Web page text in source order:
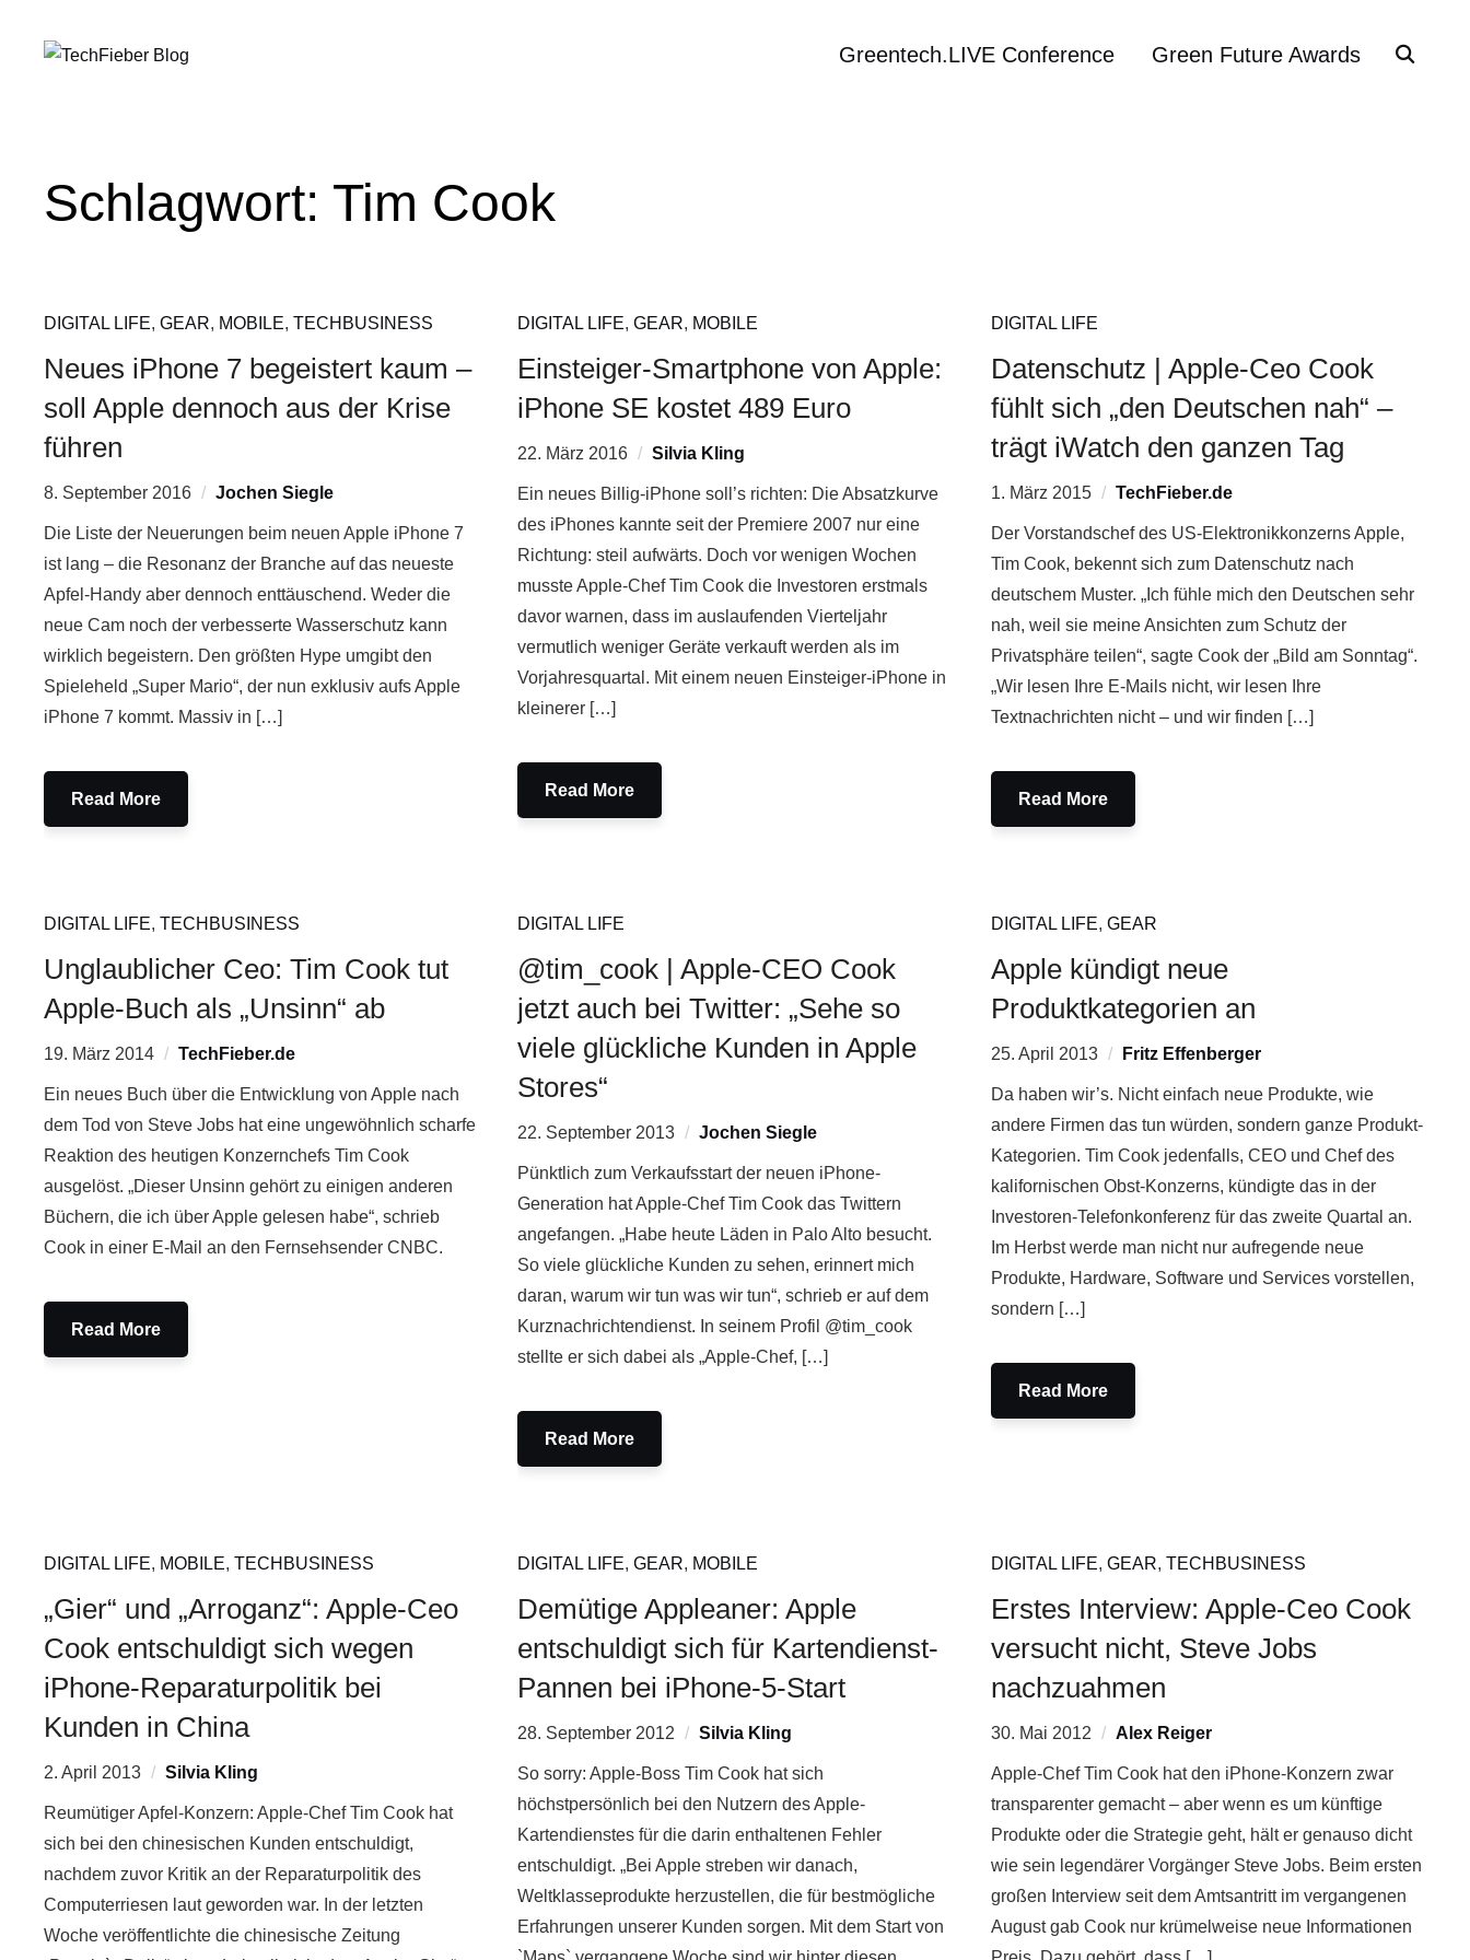
Greentech.LIVE Conference Green Future Awards
Schlagwort: Tim Cook
DIGITAL LIFE,GEAR, MOBILE,TECHBUSINESS
Neues iPhone 7 begeistert kaum –
soll Apple dennoch aus der Krise
führen
8. September 2016 Jochen Siegle
Die Liste der Neuerungen beim neuen Apple iPhone 7
ist lang – die Resonanz der Branche auf das neueste
Apfel-Handy aber dennoch enttäuschend. Weder die
neue Cam noch der verbesserte Wasserschutz kann
wirklich begeistern. Den größten Hype umgibt den
Spieleheld „Super Mario“, der nun exklusiv aufs Apple
iPhone 7 kommt. Massiv in […]
Read More
DIGITAL LIFE, GEAR, MOBILE
Einsteiger-Smartphone von Apple:
iPhone SE kostet 489 Euro
22. März 2016 Silvia Kling
Ein neues Billig-iPhone soll’s richten: Die Absatzkurve
des iPhones kannte seit der Premiere 2007 nur eine
Richtung: steil aufwärts. Doch vor wenigen Wochen
musste Apple-Chef Tim Cook die Investoren erstmals
davor warnen, dass im auslaufenden Vierteljahr
vermutlich weniger Geräte verkauft werden als im
Vorjahresquartal. Mit einem neuen Einsteiger-iPhone in
kleinerer […]
Read More
DIGITAL LIFE
Datenschutz | Apple-Ceo Cook
fühlt sich „den Deutschen nah“ –
trägt iWatch den ganzen Tag
1. März 2015 TechFieber.de
Der Vorstandschef des US-Elektronikkonzerns Apple,
Tim Cook, bekennt sich zum Datenschutz nach
deutschem Muster. „Ich fühle mich den Deutschen sehr
nah, weil sie meine Ansichten zum Schutz der
Privatsphäre teilen“, sagte Cook der „Bild am Sonntag“.
„Wir lesen Ihre E-Mails nicht, wir lesen Ihre
Textnachrichten nicht – und wir finden […]
Read More
DIGITAL LIFE,TECHBUSINESS
Unglaublicher Ceo: Tim Cook tut
Apple-Buch als „Unsinn“ ab
19. März 2014 TechFieber.de
Ein neues Buch über die Entwicklung von Apple nach
dem Tod von Steve Jobs hat eine ungewöhnlich scharfe
Reaktion des heutigen Konzernchefs Tim Cook
ausgelöst. „Dieser Unsinn gehört zu einigen anderen
Büchern, die ich über Apple gelesen habe“, schrieb
Cook in einer E-Mail an den Fernsehsender CNBC.
Read More
DIGITAL LIFE
@tim_cook | Apple-CEO Cook
jetzt auch bei Twitter: „Sehe so
viele glückliche Kunden in Apple
Stores“
22. September 2013 Jochen Siegle
Pünktlich zum Verkaufsstart der neuen iPhone-
Generation hat Apple-Chef Tim Cook das Twittern
angefangen. „Habe heute Läden in Palo Alto besucht.
So viele glückliche Kunden zu sehen, erinnert mich
daran, warum wir tun was wir tun“, schrieb er auf dem
Kurznachrichtendienst. In seinem Profil @tim_cook
stellte er sich dabei als „Apple-Chef, […]
Read More
DIGITAL LIFE, GEAR
Apple kündigt neue
Produktkategorien an
25. April 2013 Fritz Effenberger
Da haben wir’s. Nicht einfach neue Produkte, wie
andere Firmen das tun würden, sondern ganze Produkt-
Kategorien. Tim Cook jedenfalls, CEO und Chef des
kalifornischen Obst-Konzerns, kündigte das in der
Investoren-Telefonkonferenz für das zweite Quartal an.
Im Herbst werde man nicht nur aufregende neue
Produkte, Hardware, Software und Services vorstellen,
sondern […]
Read More
DIGITAL LIFE, MOBILE,TECHBUSINESS
„Gier“ und „Arroganz“: Apple-Ceo
Cook entschuldigt sich wegen
iPhone-Reparaturpolitik bei
Kunden in China
2. April 2013 Silvia Kling
Reumütiger Apfel-Konzern: Apple-Chef Tim Cook hat
sich bei den chinesischen Kunden entschuldigt,
nachdem zuvor Kritik an der Reparaturpolitik des
Computerriesen laut geworden war. In der letzten
Woche veröffentlichte die chinesische Zeitung
DIGITAL LIFE, GEAR, MOBILE
Demütige Appleaner: Apple
entschuldigt sich für Kartendienst-
Pannen bei iPhone-5-Start
28. September 2012 Silvia Kling
So sorry: Apple-Boss Tim Cook hat sich
höchstpersönlich bei den Nutzern des Apple-
Kartendienstes für die darin enthaltenen Fehler
entschuldigt. „Bei Apple streben wir danach,
Weltklasseprodukte herzustellen, die für bestmögliche
Erfahrungen unserer Kunden sorgen. Mit dem Start von
DIGITAL LIFE, GEAR, TECHBUSINESS
Erstes Interview: Apple-Ceo Cook
versucht nicht, Steve Jobs
nachzuahmen
30. Mai 2012 Alex Reiger
Apple-Chef Tim Cook hat den iPhone-Konzern zwar
transparenter gemacht – aber wenn es um künftige
Produkte oder die Strategie geht, hält er genauso dicht
wie sein legendärer Vorgänger Steve Jobs. Beim ersten
großen Interview seit dem Amtsantritt im vergangenen
August gab Cook nur krümelweise neue Informationen